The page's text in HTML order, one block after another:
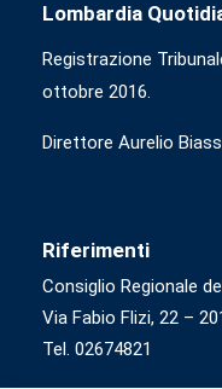
Lombardia
Registrazione
ottobre 2016.
Direttore Aurelio
Riferimenti
Consiglio Regionale
Via Fabio Flizi, 22 –
Tel. 02674821